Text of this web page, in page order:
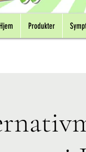
Produkter